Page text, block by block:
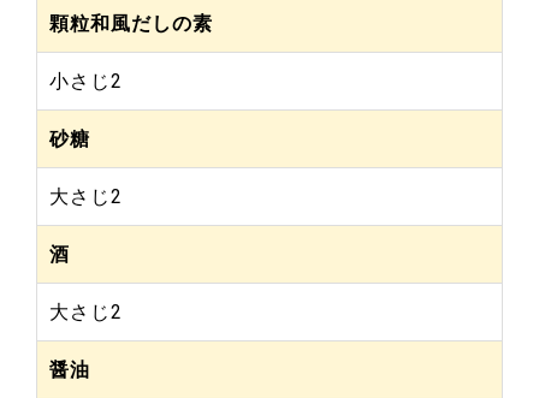
顆粒和風だしの素
小さじ2
砂糖
大さじ2
酒
大さじ2
醤油